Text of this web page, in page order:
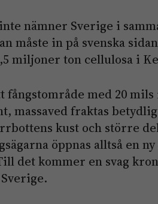
nämner Sverige i
måste in på svenska
miljoner ton cellulosa i
fångstområde med 20
massaved fraktas
kust och större
öppnas alltså en
det kommer en svag